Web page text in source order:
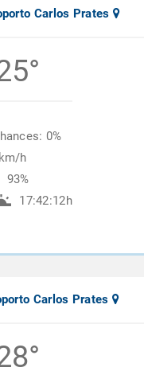
Carlos Prates
0%
h
93%
17:42:12h
Carlos Prates